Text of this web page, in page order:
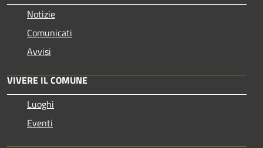
Notizie
Comunicati
Avvisi
VIVERE IL COMUNE
Luoghi
Eventi